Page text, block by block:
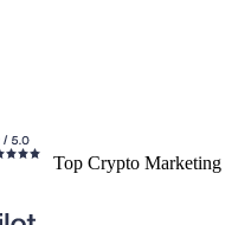
Top Crypto Marketing